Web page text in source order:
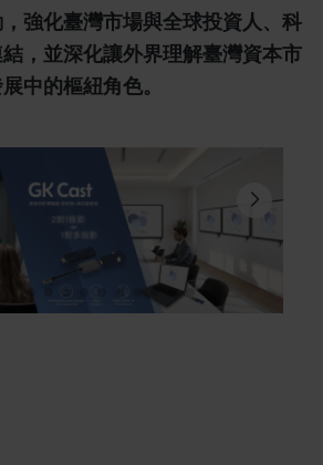
強化臺灣市場與全球投資人、科
，並深化讓外界理解臺灣資本市
中的樞紐角色。